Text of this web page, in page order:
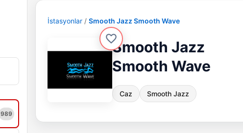
989
İstasyonlar Smooth Jazz Smooth Wave
Smooth Jazz
Smooth Wave
Caz Smooth Jazz